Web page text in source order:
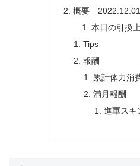
概要 2022.12.01
本日の引換
Tips
報酬
累計体力消
満月報酬
進軍スキ